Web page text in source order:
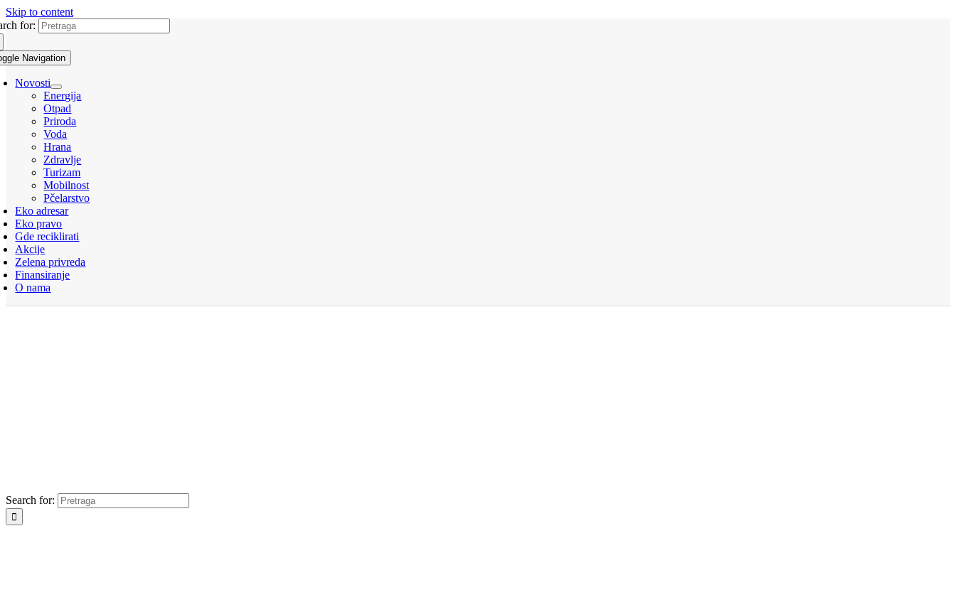
Skip to content
for:
Navigation
Novosti
Energija
Otpad
Priroda
Voda
Hrana
Zdravlje
Turizam
Mobilnost
Pčelarstvo
Eko adresar
Eko pravo
Gde reciklirati
Akcije
Zelena privreda
Finansiranje
O nama
Search for: